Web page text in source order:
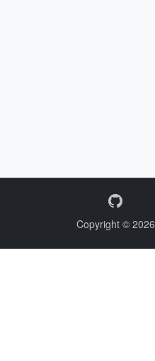
Copyright © 2026